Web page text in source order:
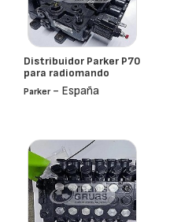
Distribuidor Parker P70
para radiomando
Parker- España